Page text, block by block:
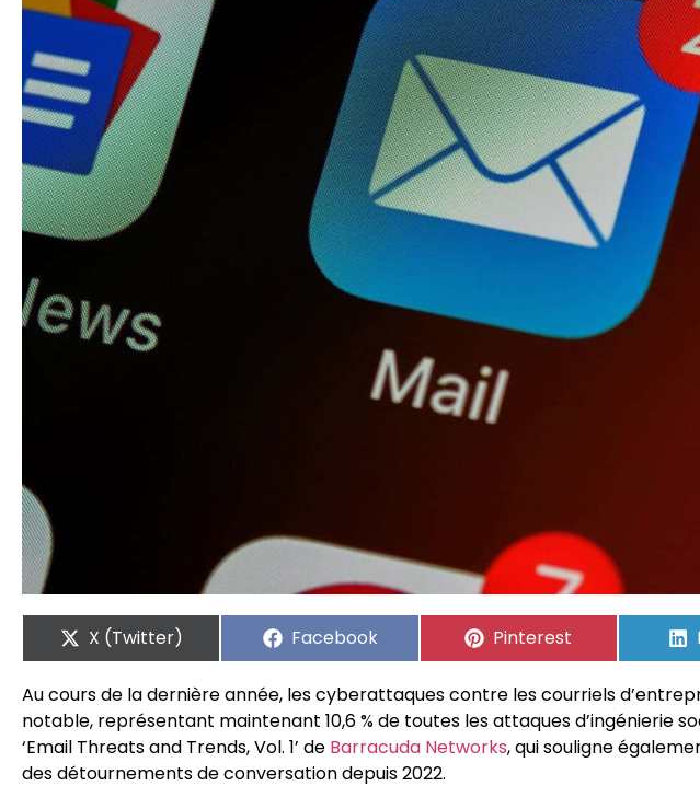
X (Twitter) Facebook Pinterest
Au cours de la dernière année, les cyberattaques contre les courriels
notable, représentant maintenant 10,6 % de toutes les attaques d’ingénierie
‘Email Threats and Trends, Vol. 1’ de Barracuda Networks, qui souligne
des détournements de conversation depuis 2022.